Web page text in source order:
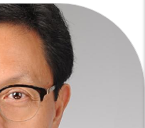
최중호 교수